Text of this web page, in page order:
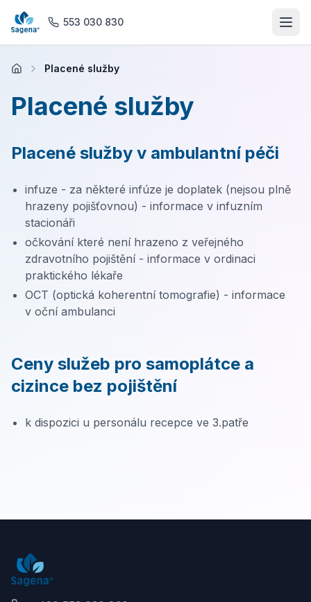
553 030 830
Domů
O nás
Ordinace
Rehabilitace
Praktické lékařství
Magnetická rezonance
Lékárna
Vyhledávání
JAZYK
Placené služby
Placené služby
Placené služby v ambulantní péči
infuze - za některé infúze je doplatek (nejsou plně
hrazeny pojišťovnou) - informace v infuzním
stacionáři
očkování které není hrazeno z veřejného
zdravotního pojištění - informace v ordinaci
praktického lékaře
OCT (optická koherentní tomografie) - informace
v oční ambulanci
Ceny služeb pro samoplátce a
cizince bez pojištění
k dispozici u personálu recepce ve 3.patře